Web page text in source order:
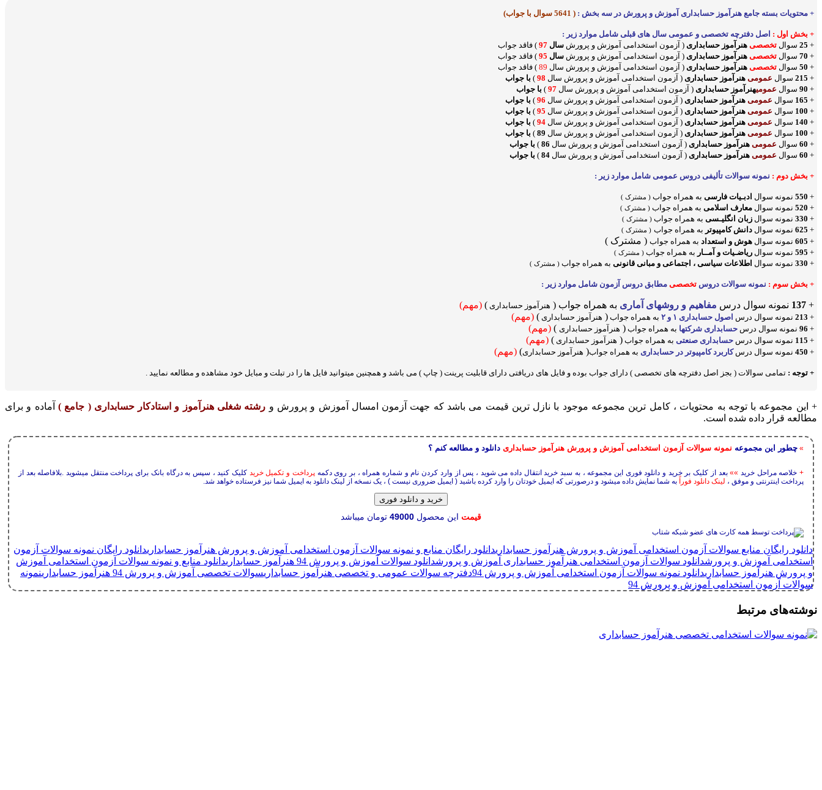
+ محتویات بسته جامع هنرآموز حسابداری آموزش و پرورش در سه بخش : ( 5641 سوال با جواب)
+ بخش اول : اصل دفترچه تخصصی و عمومی سال های قبلی شامل موارد زیر :
+
25 سوال تخصصی هنرآموز حسابداری ( آزمون استخدامی آموزش و پرورش سال 97 ) فاقد جواب
+
70 سوال تخصصی هنرآموز حسابداری ( آزمون استخدامی آموزش و پرورش سال 95 ) فاقد جواب
+
50 سوال تخصصی هنرآموز حسابداری ( آزمون استخدامی آموزش و پرورش سال 89 ) فاقد جواب
+
215 سوال عمومی هنرآموز حسابداری ( آزمون استخدامی آموزش و پرورش سال 98
) با جواب
+
90 سوال عمومیهنرآموز حسابداری ( آزمون استخدامی آموزش و پرورش سال 97
) با جواب
+
165 سوال عمومی هنرآموز حسابداری ( آزمون استخدامی آموزش و پرورش سال 96
) با جواب
+
100 سوال عمومی هنرآموز حسابداری ( آزمون استخدامی آموزش و پرورش سال 95
) با جواب
+
140 سوال عمومی هنرآموز حسابداری ( آزمون استخدامی آموزش و پرورش سال 94
) با جواب
+
100 سوال عمومی هنرآموز حسابداری ( آزمون استخدامی آموزش و پرورش سال 89
) با جواب
+
60 سوال عمومی هنرآموز حسابداری ( آزمون استخدامی آموزش و پرورش سال 86
) با جواب
+
60 سوال عمومی هنرآموز حسابداری ( آزمون استخدامی آموزش و پرورش سال 84
) با جواب
+ بخش دوم : نمونه سوالات تألیفی دروس عمومی شامل موارد زیر :
+
550 نمونه سوال ادبـیات فارسی به همراه جواب ( مشترک )
+
520 نمونه سوال معارف اسلامی به همراه جواب ( مشترک )
+
330 نمونه سوال زبان انگلیـسی به همراه جواب ( مشترک )
+
625 نمونه سوال دانش کامپیوتر به همراه جواب ( مشترک )
+
605 نمونه سوال هوش و استعداد به همراه جواب ( مشترک )
+
595 نمونه سوال ریاضـیات و آمــار به همراه جواب ( مشترک )
+
330 نمونه سوال اطلاعات سیاسی ، اجتماعی و مبانی قانونی به همراه جواب ( مشترک )
+ بخش سوم : نمونه سوالات دروس تخصصی مطابق دروس آزمون شامل موارد زیر :
+
137 نمونه سوال درس مفاهیم و روشهای آماری به همراه جواب ( هنرآموز حسابداری ) (مهم)
+
213 نمونه سوال درس اصول حسابداری ۱ و ۲ به همراه جواب ( هنرآموز حسابداری ) (مهم)
+
96 نمونه سوال درس حسابداری شرکتها به همراه جواب ( هنرآموز حسابداری ) (مهم)
+
115 نمونه سوال درس حسابداری صنعتی به همراه جواب ( هنرآموز حسابداری ) (مهم)
+
450 نمونه سوال درسکاربرد کامپیوتر در حسابداری به همراه جواب( هنرآموز حسابداری) (مهم)
+ توجه : تمامی سوالات ( بجز اصل دفترچه های تخصصی ) دارای جواب بوده و فایل های دریافتی دارای قابلیت پرینت ( چاپ ) می باشد و همچنین میتوانید فایل ها را در تبلت و مبایل خود مشاهده و مطالعه نمایید .
+ این مجموعه با توجه به محتویات ، کامل ترین مجموعه موجود با نازل ترین قیمت می باشد که جهت آزمون امسال آموزش و پرورش و رشته شغلی هنرآموز و استادکار حسابداری ( جامع ) آماده و برای
مطالعه قرار داده شده است.
» چطور این مجموعه نمونه سوالات آزمون استخدامی آموزش و پرورش هنرآموز حسابداری دانلود و مطالعه کنم ؟
+ خلاصه مراحل خرید »»بعد از کلیک بر خرید و دانلود فوری این مجموعه ، به سبد خرید انتقال داده می شوید ، پس از وارد کردن نام و شماره همراه ، بر روی دکمهپرداخت و تکمیل خرید کلیک کنید ، سپس به درگاه بانک برای پرداخت منتقل میشوید .بلافاصله بعد از
پرداخت اینترنتی و موفق ، لینک دانلود فوراً به شما نمایش داده میشود و درصورتی که ایمیل خودتان را وارد کرده باشید ( ایمیل ضروری نیست ) ، یک نسخه از لینک دانلود به ایمیل شما نیز فرستاده خواهد شد.
خرید و دانلود فوری
قیمت این محصول 49000 تومان میباشد
دانلود رایگان منابع سوالات آزمون استخدامی آموزش و پرورش هنرآموز حسابداریدانلود رایگان منابع و نمونه سوالات آزمون استخدامی آموزش و پرورش هنرآموز حسابداریدانلود رایگان نمونه سوالات آزمون
استخدامی آموزش و پرورشدانلود سوالات آزمون استخدامی هنرآموز حسابداری آموزش و پرورشدانلود سوالات آموزش و پرورش 94 هنرآموز حسابداری
دانلود منابع و نمونه سوالات آزمون استخدامی آموزش
و پرورش هنرآموز حسابداریدانلود نمونه سوالات آزمون استخدامی آموزش و پرورش 94 دفترچه سوالات عمومی و تخصصی هنرآموز حسابداریسوالات تخصصی آموزش و پرورش 94 هنرآموز حسابداری
نمونه
سوالات آزمون استخدامی آموزش و پرورش 94
نوشته‌های مرتبط